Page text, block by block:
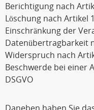
Berichtigung nach
Löschung nach Artikel
Einschränkung der
Datenübertragbarkeit
Widerspruch nach
Beschwerde bei einer
DSGVO